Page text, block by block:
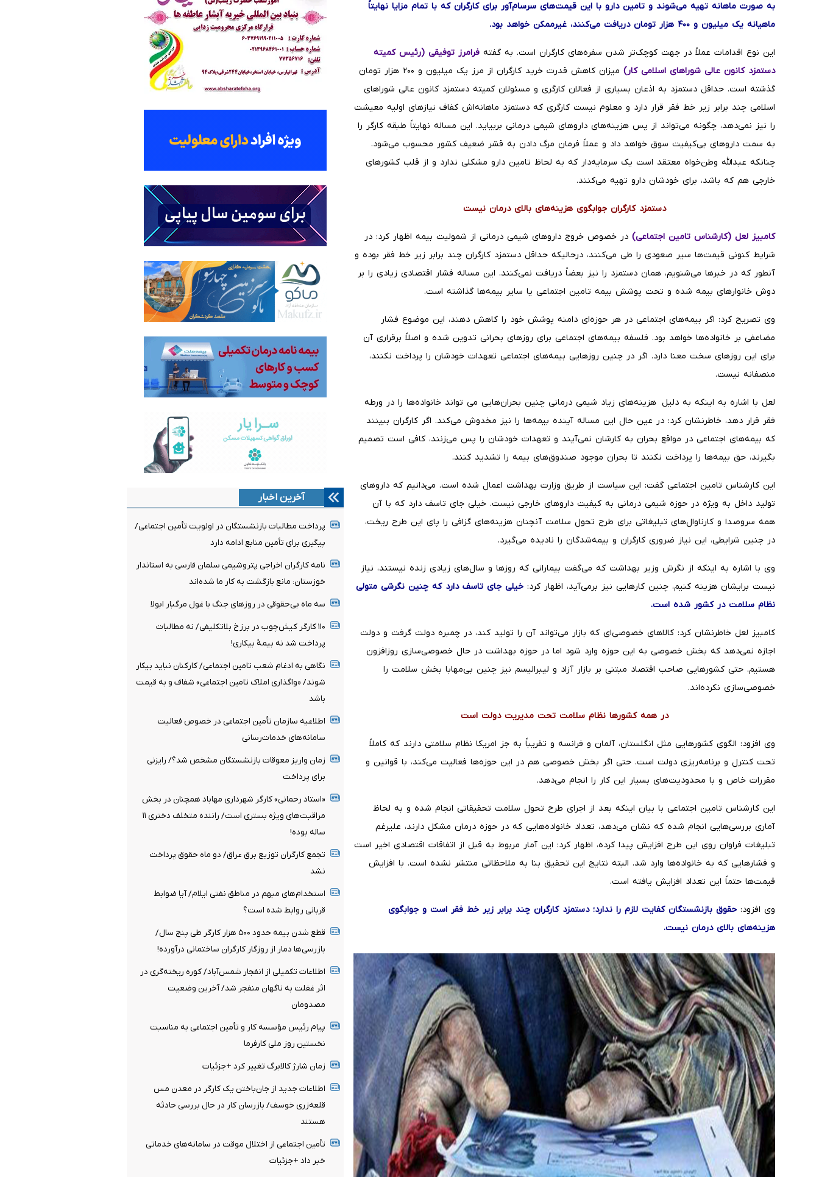
به صورت ماهانه تهیه می‌شوند و تامین دارو با این قیمت‌های سرسام‌آور برای کارگران که با تمام مزایا نهایتاً
ماهیانه یک میلیون و ۴۰۰ هزار تومان دریافت می‌کنند، غیرممکن خواهد بود.
این نوع اقدامات عملاً در جهت کوچک‌تر شدن سفره‌های کارگران است. به گفته فرامرز توفیقی (رئیس کمیته
دستمزد کانون عالی شوراهای اسلامی کار)
میزان کاهش قدرت خرید کارگران از مرز یک میلیون و ۲۰۰ هزار تومان
گذشته است. حداقل دستمزد به اذعان بسیاری از فعالان کارگری و مسئولان کمیته دستمزد کانون عالی شوراهای
اسلامی چند برابر زیر خط فقر قرار دارد و معلوم نیست کارگری که دستمزد ماهانه‌اش کفاف نیازهای اولیه معیشت
را نیز نمی‌دهد، چگونه می‌تواند از پس هزینه‌های داروهای شیمی درمانی بربیاید. این مساله نهایتاً طبقه کارگر را
به سمت داروهای بی‌کیفیت سوق خواهد داد و عملاً فرمان مرگ دادن به قشر ضعیف کشور محسوب می‌شود.
چنانکه عبدالله وطن‌خواه معتقد است یک سرمایه‌دار که به لحاظ تامین دارو مشکلی ندارد و از قلب کشورهای
خارجی هم که باشد، برای خودشان دارو تهیه می‌کنند.
دستمزد کارگران جوابگوی هزینه‌های بالای درمان نیست
کامبیز لعل (کارشناس تامین اجتماعی) در خصوص خروج داروهای شیمی درمانی از شمولیت بیمه اظهار کرد: در
شرایط کنونی قیمت‌ها سیر صعودی را طی می‌کنند، درحالیکه حداقل دستمزد کارگران چند برابر زیر خط فقر بوده و
آنطور که در خبرها می‌شنویم، همان دستمزد را نیز بعضاً دریافت نمی‌کنند. این مساله فشار اقتصادی زیادی را بر
دوش خانوارهای بیمه شده و تحت پوشش بیمه تامین اجتماعی یا سایر بیمه‌ها گذاشته است.
وی تصریح کرد: اگر بیمه‌های اجتماعی در هر حوزه‌ای دامنه پوشش خود را کاهش دهند، این موضوع فشار
مضاعفی بر خانواده‌ها خواهد بود. فلسفه بیمه‌های اجتماعی برای روزهای بحرانی تدوین شده و اصلاً برقراری آن
برای این روزهای سخت معنا دارد. اگر در چنین روزهایی بیمه‌های اجتماعی تعهدات خودشان را پرداخت نکنند،
منصفانه نیست.
لعل با اشاره به اینکه به دلیل هزینه‌های زیاد شیمی درمانی چنین بحران‌هایی می تواند خانواده‌ها را در ورطه
فقر قرار دهد، خاطرنشان کرد: در عین حال این مساله آینده بیمه‌ها را نیز مخدوش می‌کند. اگر کارگران ببینند
که بیمه‌های اجتماعی در مواقع بحران به کارشان نمی‌آیند و تعهدات خودشان را پس می‌زنند، کافی است تصمیم
بگیرند، حق بیمه‌ها را پرداخت نکنند تا بحران موجود صندوق‌های بیمه را تشدید کنند.
این کارشناس تامین اجتماعی گفت: این سیاست از طریق وزارت بهداشت اعمال شده است. می‌دانیم که داروهای
تولید داخل به ویژه در حوزه شیمی درمانی به کیفیت داروهای خارجی نیست. خیلی جای تاسف دارد که با آن
همه سروصدا و کارناوال‌های تبلیغاتی برای طرح تحول سلامت آنچنان هزینه‌های گزافی را پای این طرح ریخت،
در چنین شرایطی، این نیاز ضروری کارگران و بیمه‌شدگان را نادیده می‌گیرد.
وی با اشاره به اینکه از نگرش وزیر بهداشت که می‌گفت بیمارانی که روزها و سال‌های زیادی زنده نیستند، نیاز
نیست برایشان هزینه کنیم، چنین کارهایی نیز برمی‌آید، اظهار کرد: خیلی جای تاسف دارد که چنین نگرشی متولی
نظام سلامت در کشور شده است.
کامبیز لعل خاطرنشان کرد: کالاهای خصوصی‌ای که بازار می‌تواند آن را تولید کند، در چمبره دولت گرفت و دولت
اجازه نمی‌دهد که بخش خصوصی به این حوزه وارد شود اما در حوزه بهداشت در حال خصوصی‌سازی روزافزون
هستیم. حتی کشورهایی صاحب اقتصاد مبتنی بر بازار آزاد و لیبرالیسم نیز چنین بی‌مهابا بخش سلامت را
خصوصی‌سازی نکرده‌اند.
در همه کشورها نظام سلامت تحت مدیریت دولت است
وی افزود: الگوی کشورهایی مثل انگلستان، آلمان و فرانسه و تقریباً به جز امریکا نظام سلامتی دارند که کاملاً
تحت کنترل و برنامه‌ریزی دولت است. حتی اگر بخش خصوصی هم در این حوزه‌ها فعالیت می‌کند، با قوانین و
مقررات خاص و با محدودیت‌های بسیار این کار را انجام می‌دهد.
این کارشناس تامین اجتماعی با بیان اینکه بعد از اجرای طرح تحول سلامت تحقیقاتی انجام شده و به لحاظ
آماری بررسی‌هایی انجام شده که نشان می‌دهد، تعداد خانواده‌هایی که در حوزه درمان مشکل دارند، علیرغم
تبلیغات فراوان روی این طرح افزایش پیدا کرده، اظهار کرد: این آمار مربوط به قبل از اتفاقات اقتصادی اخیر است
و فشارهایی که به خانواده‌ها وارد شد. البته نتایج این تحقیق بنا به ملاحظاتی منتشر نشده است. با افزایش
قیمت‌ها حتماً این تعداد افزایش یافته است.
وی افزود: حقوق بازنشستگان کفایت لازم را ندارد؛ دستمزد کارگران چند برابر زیر خط فقر است و جوابگوی
هزینه‌های بالای درمان نیست.
آخرین اخبار
پرداخت مطالبات بازنشستگان در اولویت تأمین اجتماعی/
پیگیری برای تأمین منابع ادامه دارد
نامه کارگران اخراجی پتروشیمی سلمان فارسی به استاندار
خوزستان: مانع بازگشت به کار ما شده‌اند
سه ماه بی‌حقوقی در روزهای جنگ با غول مرگبار ابولا
۱۱۰ کارگر کیش‌چوب در برزخ بلاتکلیفی/ نه مطالبات
پرداخت شد نه بیمۀ بیکاری!
نگاهی به ادغام شعب تامین اجتماعی/ کارکنان نباید بیکار
شوند/ «واگذاری املاک تامین اجتماعی» شفاف و به قیمت
باشد
اطلاعیه سازمان تأمین اجتماعی در خصوص فعالیت
سامانه‌های خدمات‌رسانی
زمان واریز معوقات بازنشستگان مشخص شد؟/ رایزنی
برای پرداخت
«استاد رحمانی» کارگر شهرداری مهاباد همچنان در بخش
مراقبت‌های ویژه بستری است/ راننده متخلف دختری ۱۱
ساله بوده!
تجمع کارگران توزیع برق عراق/ دو ماه حقوق پرداخت
نشد
استخدام‌های مبهم در مناطق نفتی ایلام/ آیا ضوابط
قربانی روابط شده است؟
قطع شدن بیمه حدود ۵۰۰ هزار کارگر طی پنج سال/
بازرسی‌ها دمار از روزگار کارگران ساختمانی درآورده!
اطلاعات تکمیلی از انفجار شمس‌آباد/ کوره ریخته‌گری در
اثر غفلت به ناگهان منفجر شد/ آخرین وضعیت
مصدومان
پیام رئیس مؤسسه کار و تأمین اجتماعی به مناسبت
نخستین روز ملی کارفرما
زمان شارژ کالابرگ تغییر کرد +جزئیات
اطلاعات جدید از جان‌باختن یک کارگر در معدن مس
قلعه‌زری خوسف/ بازرسان کار در حال بررسی حادثه
هستند
تأمین اجتماعی از اختلال موقت در سامانه‌های خدماتی
خبر داد +جزئیات